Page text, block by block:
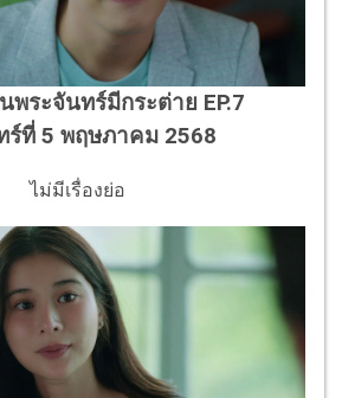
พระจันทร์มีกระต่าย EP.7
ร์ที่ 5 พฤษภาคม 2568
ไม่มีเรื่องย่อ